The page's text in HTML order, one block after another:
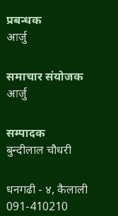
प्रबन्धक
आर्जु
समाचार संयोजक
आर्जु
सम्पादक
बुन्दीलाल चौधरी
धनगढी - ४, कैलाली
091-410210